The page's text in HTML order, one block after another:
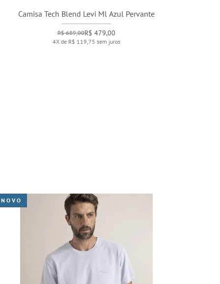
Camisa Tech Blend Levi Ml Azul Pervante
R$ 689,00R$ 479,00
4X de R$ 119,75 sem juros
NOVO